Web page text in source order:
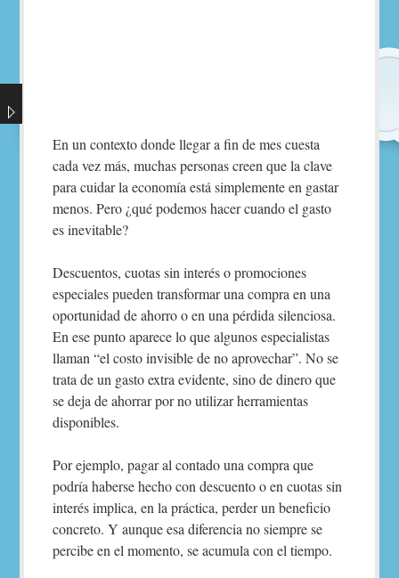
En un contexto donde llegar a fin de mes cuesta
cada vez más, muchas personas creen que la clave
para cuidar la economía está simplemente en gastar
menos. Pero ¿qué podemos hacer cuando el gasto
es inevitable?
Descuentos, cuotas sin interés o promociones
especiales pueden transformar una compra en una
oportunidad de ahorro o en una pérdida silenciosa.
En ese punto aparece lo que algunos especialistas
llaman “el costo invisible de no aprovechar”. No se
trata de un gasto extra evidente, sino de dinero que
se deja de ahorrar por no utilizar herramientas
disponibles.
Por ejemplo, pagar al contado una compra que
podría haberse hecho con descuento o en cuotas sin
interés implica, en la práctica, perder un beneficio
concreto. Y aunque esa diferencia no siempre se
percibe en el momento, se acumula con el tiempo.